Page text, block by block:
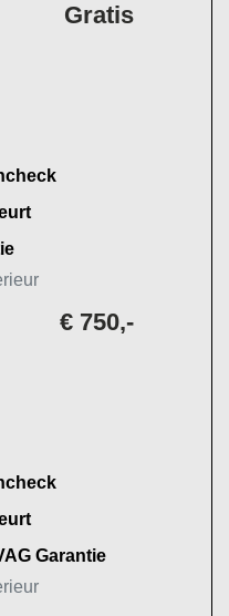
Gratis
€ 750,-
Garantie